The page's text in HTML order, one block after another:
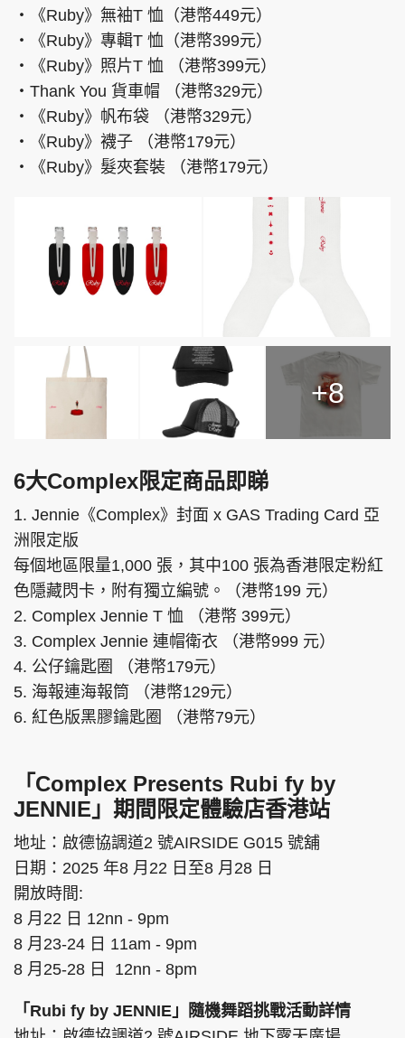
‧《Ruby》無袖T 恤（港幣449元）
‧《Ruby》專輯T 恤（港幣399元）
‧《Ruby》照片T 恤 （港幣399元）
‧Thank You 貨車帽 （港幣329元）
‧《Ruby》帆布袋 （港幣329元）
‧《Ruby》襪子 （港幣179元）
‧《Ruby》髮夾套裝 （港幣179元）
+8
6大Complex限定商品即睇
1. Jennie《Complex》封面 x GAS Trading Card 亞
洲限定版
每個地區限量1,000 張，其中100 張為香港限定粉紅
色隱藏閃卡，附有獨立編號。（港幣199 元）
2. Complex Jennie T 恤 （港幣 399元）
3. Complex Jennie 連帽衛衣 （港幣999 元）
4. 公仔鑰匙圈 （港幣179元）
5. 海報連海報筒 （港幣129元）
6. 紅色版黑膠鑰匙圈 （港幣79元）
「Complex Presents Rubi fy by
JENNIE」期間限定體驗店香港站
地址：啟德協調道2 號AIRSIDE G015 號舖
日期：2025 年8 月22 日至8 月28 日
開放時間:
8 月22 日 12nn - 9pm
8 月23-24 日 11am - 9pm
8 月25-28 日 12nn - 8pm
「Rubi fy by JENNIE」隨機舞蹈挑戰活動詳情